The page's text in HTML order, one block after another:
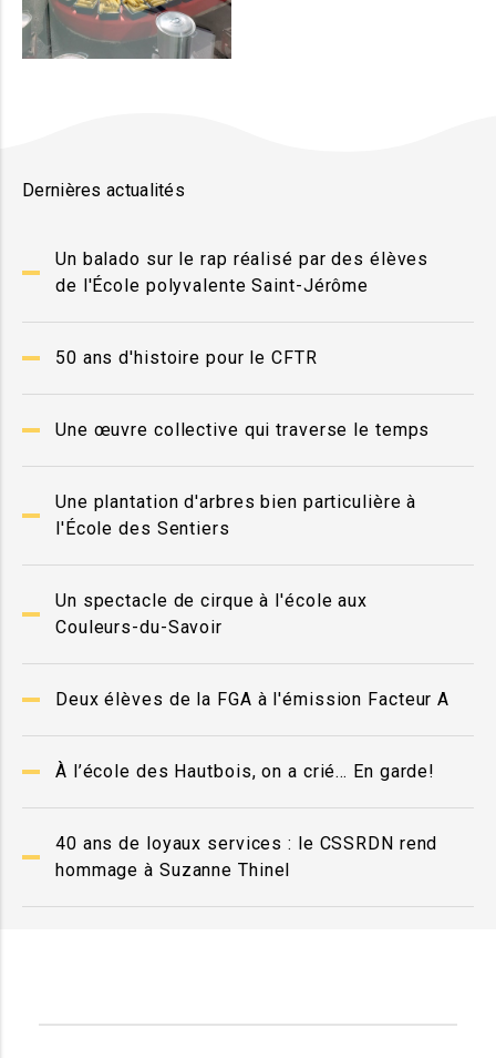
Dernières actualités
Un balado sur le rap réalisé par des élèves
de l'École polyvalente Saint-Jérôme
50 ans d'histoire pour le CFTR
Une œuvre collective qui traverse le temps
Une plantation d'arbres bien particulière à
l'École des Sentiers
Un spectacle de cirque à l'école aux
Couleurs-du-Savoir
Deux élèves de la FGA à l'émission Facteur A
À l’école des Hautbois, on a crié… En garde!
40 ans de loyaux services : le CSSRDN rend
hommage à Suzanne Thinel